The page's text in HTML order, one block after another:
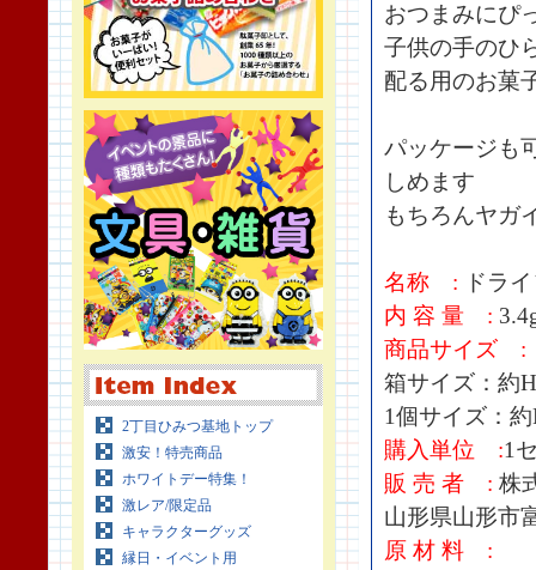
2丁目ひみつ基地トップ
激安！特売商品
ホワイトデー特集！
激レア/限定品
キャラクターグッズ
縁日・イベント用
おつまみにぴ
子供の手のひ
配る用のお菓
パッケージも
しめます
もちろんヤガ
名称 :
ドラ
内 容 量 :
商品サイズ :
箱サイズ：約
1個サイズ：
購入単位 :1
販 売 者 : 株
山形県山形市
原 材 料 :